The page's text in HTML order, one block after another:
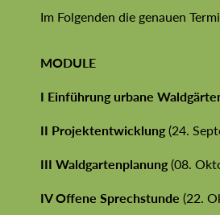
Im Folgenden die genauen
MODULE
I Einführung urbane
II Projektentwicklung(24.
III Waldgartenplanung(08.
IV Offene Sprechstunde (22.